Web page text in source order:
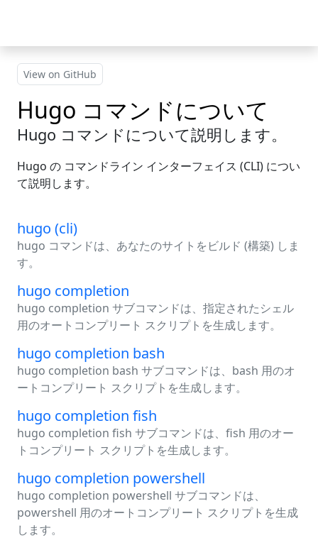
View on GitHub
Hugo コマンドについて
Hugo コマンドについて説明します。
Hugo の コマンドライン インターフェイス (CLI) につい
て説明します。
hugo (cli)
hugo コマンドは、あなたのサイトをビルド (構築) しま
す。
hugo completion
hugo completion サブコマンドは、指定されたシェル
用のオートコンプリート スクリプトを生成します。
hugo completion bash
hugo completion bash サブコマンドは、bash 用のオ
ートコンプリート スクリプトを生成します。
hugo completion fish
hugo completion fish サブコマンドは、fish 用のオー
トコンプリート スクリプトを生成します。
hugo completion powershell
hugo completion powershell サブコマンドは、
powershell 用のオートコンプリート スクリプトを生成
します。